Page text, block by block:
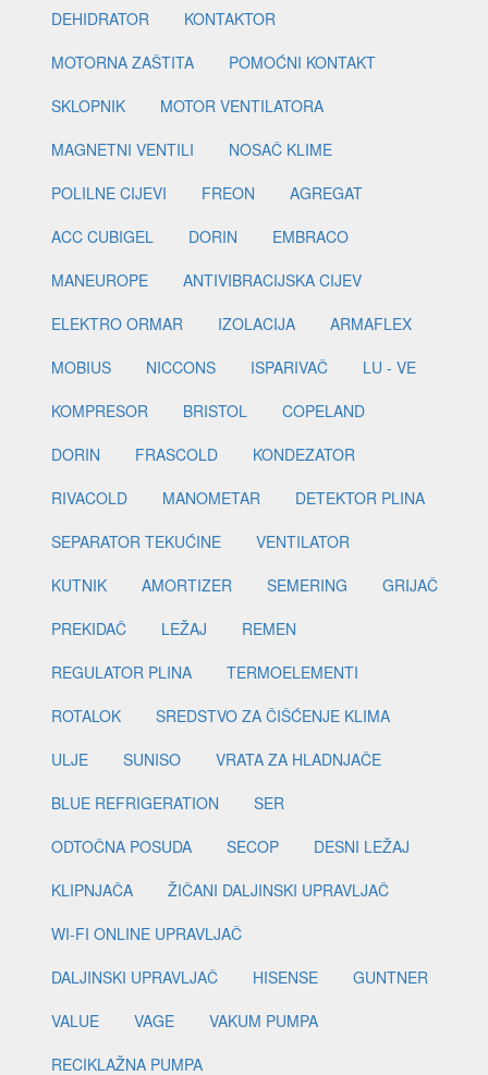
DEHIDRATOR
KONTAKTOR
MOTORNA ZAŠTITA
POMOĆNI KONTAKT
SKLOPNIK
MOTOR VENTILATORA
MAGNETNI VENTILI
NOSAČ KLIME
POLILNE CIJEVI
FREON
AGREGAT
ACC CUBIGEL
DORIN
EMBRACO
MANEUROPE
ANTIVIBRACIJSKA CIJEV
ELEKTRO ORMAR
IZOLACIJA
ARMAFLEX
MOBIUS
NICCONS ISPARIVAČ
LU - VE
KOMPRESOR
BRISTOL
COPELAND
DORIN
FRASCOLD
KONDEZATOR
RIVACOLD
MANOMETAR
DETEKTOR PLINA
SEPARATOR TEKUĆINE
VENTILATOR
KUTNIK
AMORTIZER SEMERING
GRIJAČ
PREKIDAČ
LEŽAJ
REMEN
REGULATOR PLINA
TERMOELEMENTI
ROTALOK
SREDSTVO ZA ČIŠĆENJE KLIMA
ULJE
SUNISO
VRATA ZA HLADNJAČE
BLUE REFRIGERATION
SER
ODTOČNA POSUDA
SECOP
DESNI LEŽAJ
KLIPNJAČA
ŽIČANI DALJINSKI UPRAVLJAČ
WI-FI ONLINE UPRAVLJAČ
DALJINSKI UPRAVLJAČ
HISENSE
GUNTNER
VALUE
VAGE
VAKUM PUMPA
RECIKLAŽNA PUMPA